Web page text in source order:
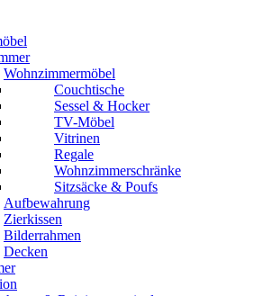
Wohnzimmermöbel
Couchtische
Sessel & Hocker
TV-Möbel
Vitrinen
Regale
Wohnzimmerschränke
Sitzsäcke & Poufs
Aufbewahrung
Zierkissen
Bilderrahmen
Decken